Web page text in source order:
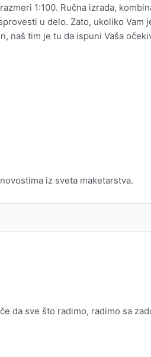
1:100. Ručna izrada,
u delo. Zato, ukoliko
naš tim je tu da ispuni Vaša
iz sveta maketarstva.
da sve što radimo, radimo sa